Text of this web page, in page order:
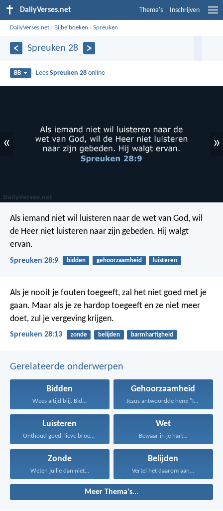
DailyVerses.net Thema's Inschrijven
DailyVerses.net › Bijbelboeken ›Spreuken
Spreuken 28
BB LeesSpreuken 28 online
« »
Als iemand niet wil luisteren naar de wet van God, wil
de Heer niet luisteren naar zijn gebeden. Hij walgt
ervan.
Spreuken 28:9 bidden gehoorzaamheid luisteren
Als je nooit je fouten toegeeft, zal het niet goed met je
gaan. Maar als je ze hardop toegeeft en ze niet meer
doet, zul je vergeving krijgen.
Spreuken 28:13 zonde belijden barmhartigheid
Gerelateerde onderwerpen
Bidden
Wees altijd blij. Bid...
Gehoorzaamheid
Jezus antwoordde hem: "Iemand...
Luisteren
Onthoud goed, lieve broeders...
Wet
Bewaar in je hart...
Zonde
Weten jullie dan niet...
Belijden
Vertel het daarom aan...
Meer Thema's...